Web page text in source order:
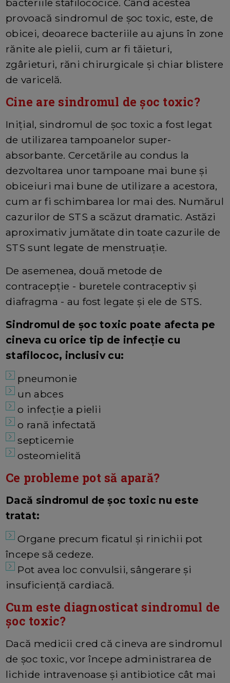
bacteriile stafilococice. Când acestea
provoacă sindromul de șoc toxic, este, de
obicei, deoarece bacteriile au ajuns în zone
rănite ale pielii, cum ar fi tăieturi,
zgârieturi, răni chirurgicale și chiar blistere
de varicelă.
Cine are sindromul de șoc toxic?
Inițial, sindromul de șoc toxic a fost legat
de utilizarea tampoanelor super-
absorbante. Cercetările au condus la
dezvoltarea unor tampoane mai bune și
obiceiuri mai bune de utilizare a acestora,
cum ar fi schimbarea lor mai des. Numărul
cazurilor de STS a scăzut dramatic. Astăzi
aproximativ jumătate din toate cazurile de
STS sunt legate de menstruație.
De asemenea, două metode de
contracepție - buretele contraceptiv și
diafragma - au fost legate și ele de STS.
Sindromul de șoc toxic poate afecta pe
cineva cu orice tip de infecție cu
stafilococ, inclusiv cu:
pneumonie
un abces
o infecție a pielii
o rană infectată
septicemie
osteomielită
Ce probleme pot să apară?
Dacă sindromul de șoc toxic nu este
tratat:
Organe precum ficatul și rinichii pot
începe să cedeze.
Pot avea loc convulsii, sângerare și
insuficiență cardiacă.
Cum este diagnosticat sindromul de
șoc toxic?
Dacă medicii cred că cineva are sindromul
de șoc toxic, vor începe administrarea de
lichide intravenoase și antibiotice cât mai